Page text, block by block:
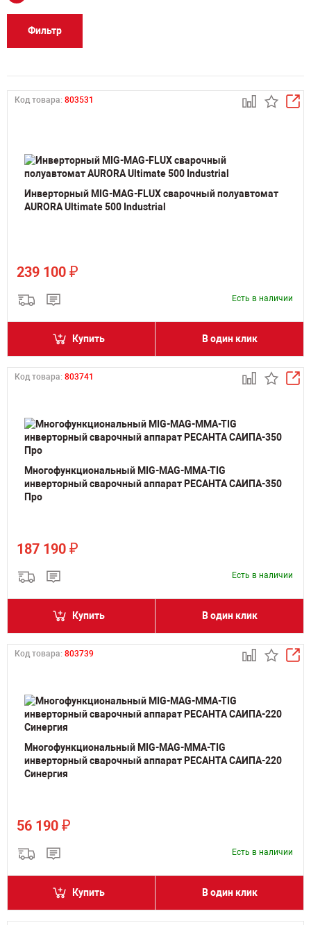
Фильтр
Код товара: 803531
Инверторный MIG-MAG-FLUX сварочный полуавтомат
AURORA Ultimate 500 Industrial
239 100 ₽
Есть в наличии
Купить В один клик
Код товара: 803741
Многофункциональный MIG-MAG-MMA-TIG
инверторный сварочный аппарат РЕСАНТА САИПА-350
Про
187 190 ₽
Есть в наличии
Купить В один клик
Код товара: 803739
Многофункциональный MIG-MAG-MMA-TIG
инверторный сварочный аппарат РЕСАНТА САИПА-220
Синергия
56 190 ₽
Есть в наличии
Купить В один клик